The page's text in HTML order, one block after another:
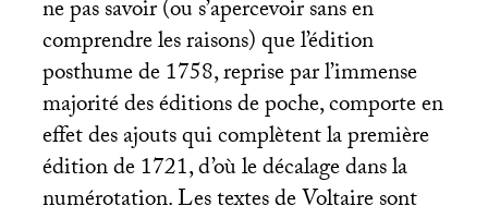
ne pas savoir (ou s’apercevoir sans en
comprendre les raisons) que l’édition
posthume de 1758, reprise par l’immense
majorité des éditions de poche, comporte en
effet des ajouts qui complètent la première
édition de 1721, d’où le décalage dans la